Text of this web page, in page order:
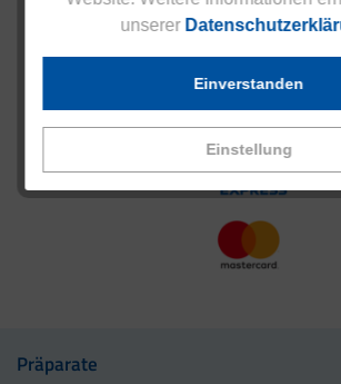
unserer
Einstellung
Einverstanden
Präparate